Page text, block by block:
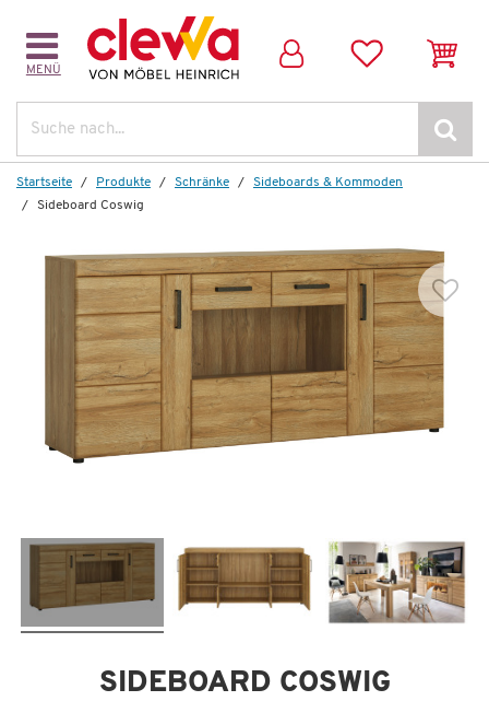
MENÜ
Startseite Produkte Schränke
Sideboards & Kommoden
Sideboard Coswig
SIDEBOARD COSWIG
Weitere Artikel aus der Serie
Esstisch
Coswig
848,00 €*